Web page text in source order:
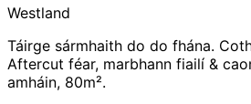
Westland
Táirge sármhaith do do fhána.
Aftercut féar, marbhann fiailí &
amháin, 80m².